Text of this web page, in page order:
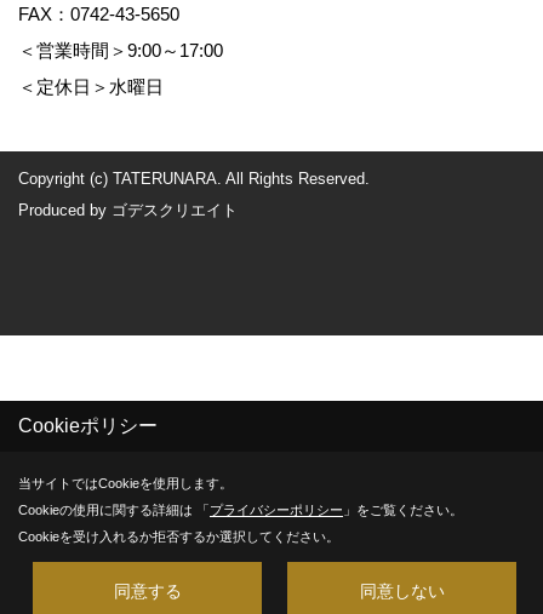
FAX：0742-43-5650
＜営業時間＞9:00～17:00
＜定休日＞水曜日
Copyright (c) TATERUNARA. All Rights Reserved.
Produced by ゴデスクリエイト
Cookieポリシー
当サイトではCookieを使用します。
Cookieの使用に関する詳細は 「プライバシーポリシー 」をご覧ください。
Cookieを受け入れるか拒否するか選択してください。
同意する 同意しない